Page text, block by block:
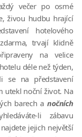
večer po osmé
živou hudbu hrající
hotelového
trvají klidně
na velice
déle než týden,
se na představení
utekl noční život. Na
barech a nočních
li zábavu
jejich největší